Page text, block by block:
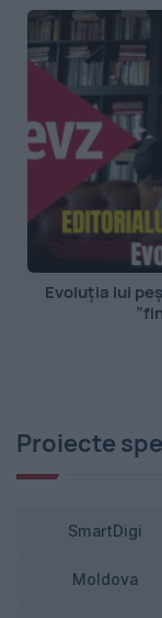
Evoluția lui
Proiecte
SmartDigi
Moldova